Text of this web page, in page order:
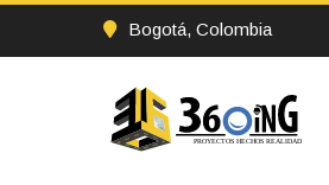
Bogotá, Colombia